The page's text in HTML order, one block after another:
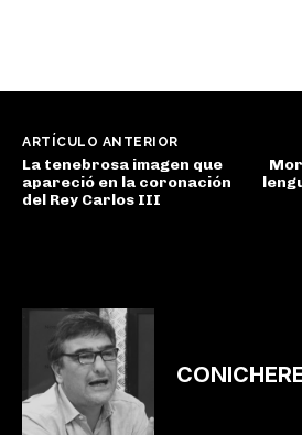
ARTÍCULO ANTERIOR
La tenebrosa imagen que
apareció en la coronación
del Rey Carlos III